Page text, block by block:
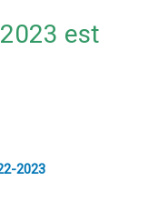
est
2023